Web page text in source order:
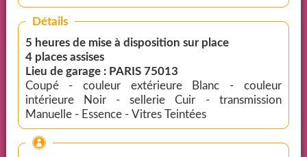
Détails
5 heures de mise à disposition sur place
4 places assises
Lieu de garage : PARIS 75013
Coupé - couleur extérieure Blanc - couleur
intérieure Noir - sellerie Cuir - transmission
Manuelle - Essence - Vitres Teintées